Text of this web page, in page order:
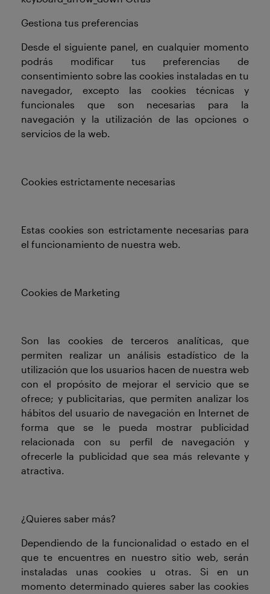
Gestiona tus preferencias
Desde el siguiente panel, en cualquier momento
podrás modificar tus preferencias de
consentimiento sobre las cookies instaladas en tu
navegador, excepto las cookies técnicas y
funcionales que son necesarias para la
navegación y la utilización de las opciones o
servicios de la web.
Cookies estrictamente necesarias
Estas cookies son estrictamente necesarias para
el funcionamiento de nuestra web.
Cookies de Marketing
Son las cookies de terceros analíticas, que
permiten realizar un análisis estadístico de la
utilización que los usuarios hacen de nuestra web
con el propósito de mejorar el servicio que se
ofrece; y publicitarias, que permiten analizar los
hábitos del usuario de navegación en Internet de
forma que se le pueda mostrar publicidad
relacionada con su perfil de navegación y
ofrecerle la publicidad que sea más relevante y
atractiva.
¿Quieres saber más?
Dependiendo de la funcionalidad o estado en el
que te encuentres en nuestro sitio web, serán
instaladas unas cookies u otras. Si en un
momento determinado quieres saber las cookies